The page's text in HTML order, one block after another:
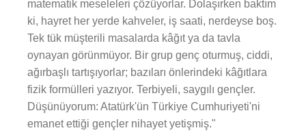
matematik meseleleri çözüyorlar. Dolaşırken baktım
ki, hayret her yerde kahveler, iş saati, nerdeyse boş.
Tek tük müşterili masalarda kâğıt ya da tavla
oynayan görünmüyor. Bir grup genç oturmuş, ciddi,
ağırbaşlı tartışıyorlar; bazıları önlerindeki kâğıtlara
fizik formülleri yazıyor. Terbiyeli, saygılı gençler.
Düşünüyorum: Atatürk'ün Türkiye Cumhuriyeti'ni
emanet ettiği gençler nihayet yetişmiş."